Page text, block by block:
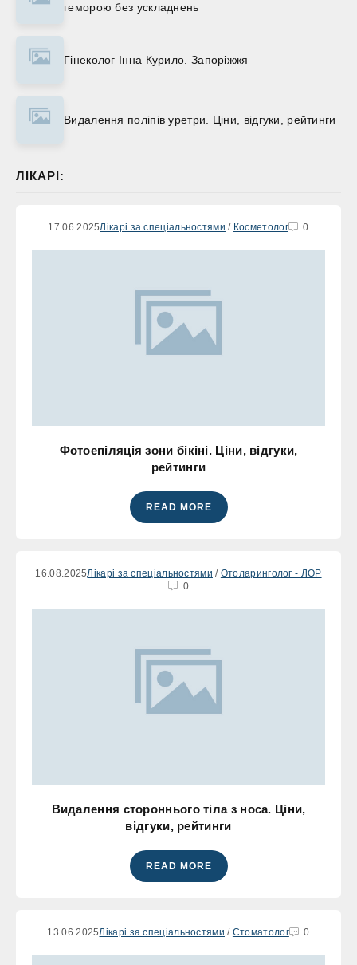
геморою без ускладнень
Гінеколог Інна Курило. Запоріжжя
Видалення поліпів уретри. Ціни, відгуки, рейтинги
ЛІКАРІ:
17.06.2025Лікарі за спеціальностями / Косметолог 0
Фотоепіляція зони бікіні. Ціни, відгуки,
рейтинги
READ MORE
16.08.2025Лікарі за спеціальностями / Отоларинголог - ЛОР
0
Видалення стороннього тіла з носа. Ціни,
відгуки, рейтинги
READ MORE
13.06.2025Лікарі за спеціальностями / Стоматолог 0